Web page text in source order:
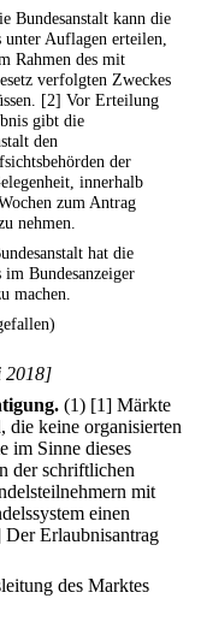
Bundesanstalt kann die
unter Auflagen erteilen,
Rahmen des mit
verfolgten Zweckes
[2] Vor Erteilung
gibt die
den
der
innerhalb
zum Antrag
nehmen.
hat die
Bundesanzeiger
machen.
2018]
(1) [1] Märkte
die keine organisierten
im Sinne dieses
der schriftlichen
mit
einen
Der Erlaubnisantrag
des Marktes